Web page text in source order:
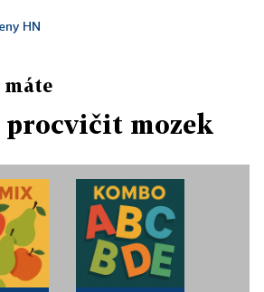
HN
procvičit mozek